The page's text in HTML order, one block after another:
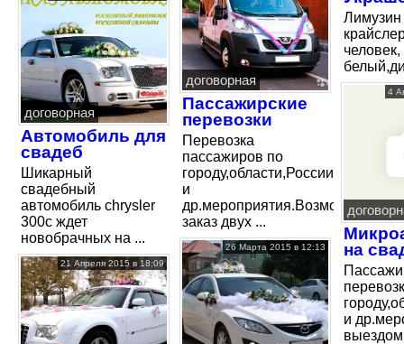
договорная
Автомобиль для
свадеб
Шикарный
свадебный
автомобиль chrysler
300c ждет
новобрачных на ...
21 Апреля 2015 в 18:09
договорная
Пассажирские
перевозки
Перевозка
пассажиров по
и
др.мероприятия.Возможен
заказ двух ...
26 Марта 2015 в 12:13
Лимузин
человек,
4
на
и